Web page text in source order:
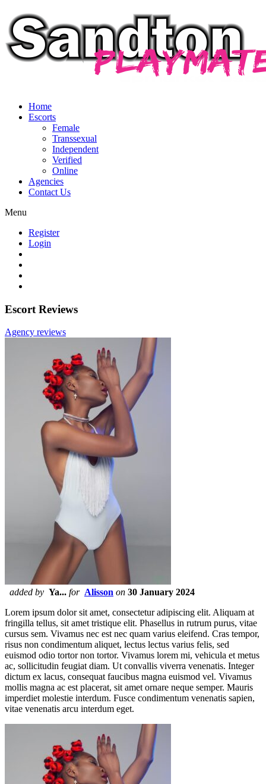
Home
Escorts
Female
Transsexual
Independent
Verified
Online
Agencies
Contact Us
Menu
Register
Login
Escort Reviews
Agency reviews
added by Ya... for Alisson on 30 January 2024
Lorem ipsum dolor sit amet, consectetur adipiscing elit. Aliquam at
fringilla tellus, sit amet tristique elit. Phasellus in rutrum purus, vitae
cursus sem. Vivamus nec est nec quam varius eleifend. Cras tempor,
risus non condimentum aliquet, lectus lectus varius felis, sed
euismod odio tortor non tortor. Vivamus lorem mi, vehicula et metus
ac, sollicitudin feugiat diam. Ut convallis viverra venenatis. Integer
dictum ex lacus, consequat faucibus magna euismod vel. Vivamus
mollis magna ac est placerat, sit amet ornare neque semper. Mauris
imperdiet molestie interdum. Fusce condimentum venenatis sapien,
vitae venenatis arcu interdum eget.